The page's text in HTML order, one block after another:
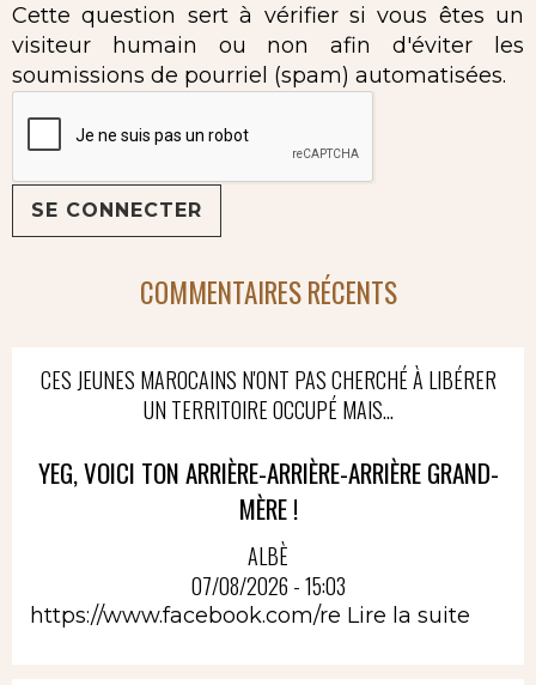
Cette question sert à vérifier si vous êtes un
visiteur humain ou non afin d'éviter les
soumissions de pourriel (spam) automatisées.
COMMENTAIRES RÉCENTS
CES JEUNES MAROCAINS N'ONT PAS CHERCHÉ À LIBÉRER
UN TERRITOIRE OCCUPÉ MAIS...
YEG, VOICI TON ARRIÈRE-ARRIÈRE-ARRIÈRE GRAND-
MÈRE !
ALBÈ
07/08/2026 - 15:03
https://www.facebook.com/re Lire la suite